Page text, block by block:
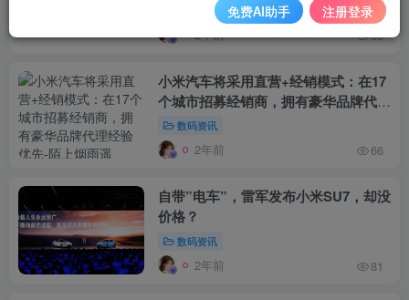
数码资讯
2年前 56
小米汽车将采用直营+经销模式：在17
个城市招募经销商，拥有豪华品牌代理
经验优先
数码资讯
2年前 66
自带”电车”，雷军发布小米SU7，却没
价格？
数码资讯
2年前 81
免费AI助手 注册登录